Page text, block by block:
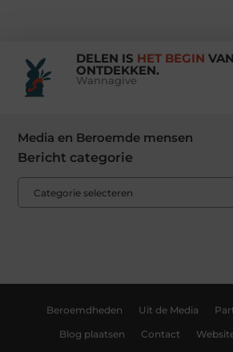
DELEN IS HET BEGIN VAN
ONTDEKKEN.
Wannagive
Media en Beroemde mensen
Bericht categorie
Beroemdheden Uit de Media
Blog plaatsen Contact